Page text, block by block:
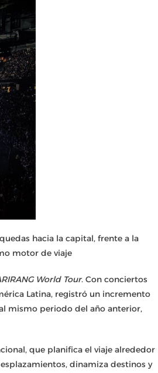
hacia la capital, frente a la
motor de viaje
World Tour. Con conciertos
Latina, registró un incremento
mismo periodo del año anterior,
que planifica el viaje alrededor
dinamiza destinos y